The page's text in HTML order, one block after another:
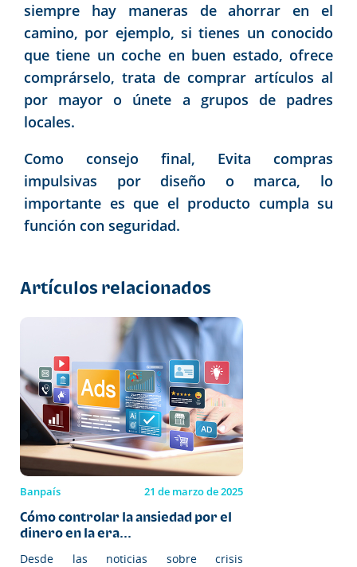
siempre hay maneras de ahorrar en el
camino, por ejemplo, si tienes un conocido
que tiene un coche en buen estado, ofrece
comprárselo, trata de comprar artículos al
por mayor o únete a grupos de padres
locales.
Como consejo final, Evita compras
impulsivas por diseño o marca, lo
importante es que el producto cumpla su
función con seguridad.
Artículos relacionados
Banpaís 21 de marzo de 2025
Cómo controlar la ansiedad por el
dinero en la era...
Desde las noticias sobre crisis